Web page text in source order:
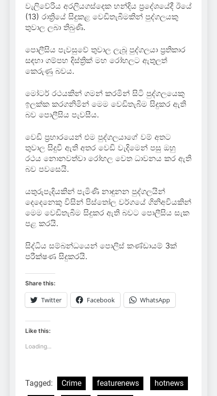
වැලිවේරිය අරලියගස්දෙක හන්දිය ප්‍රදේශයේදී ඊයේ
(13) රාත්‍රියේ සිදුකළ වෙඩිතැබීමකින් පුද්ගලයකු
තුවාල ලබා තිබුණි.
පොලීසිය පැවසුවේ තුවාල ලැබූ පුද්ගලයා ප්‍රතිකාර
සඳහා ගම්පහ දිස්ත්‍රික් මහ රෝහලට ඇතුලත්
කෙරුණු බවය.
මෝටර් රථයකින් ගමන් කරමින් සිටි පුද්ගලයෙකු
ඉලක්ක කරගනිමින් මෙම වෙඩිතැබීම සිදුකර ඇති
බව පොලීසිය පැවසීය.
වෙඩි ප්‍රහාරයෙන් එම පුද්ගලයාගේ වම් අතට
තුවාල සිදුවී ඇති අතර වෙඩි වැදිමෙන් පසු ඔහු
රථය නොනවත්වා රෝහල වෙත ධාවනය කර ඇති
බව පවසෙයි.
යතුරුපැදියකින් පැමිණි නාඳුනන පුද්ගලයින්
දෙදෙනෙකු විසින් පිස්තෝල වර්ගයේ ගිනිඅවියකින්
මෙම වෙඩිතැබීම සිදුකර ඇති බවට පොලීසිය සැක
පළ කරයි.
සිද්ධිය සම්බන්ධයෙන් පොලිස් කණ්ඩායම් 3ක්
පරීක්ෂණ සිදුකරයි.
Share this:
Twitter Facebook WhatsApp
Like this:
Loading...
Tagged: Crime featurenews
hotnews